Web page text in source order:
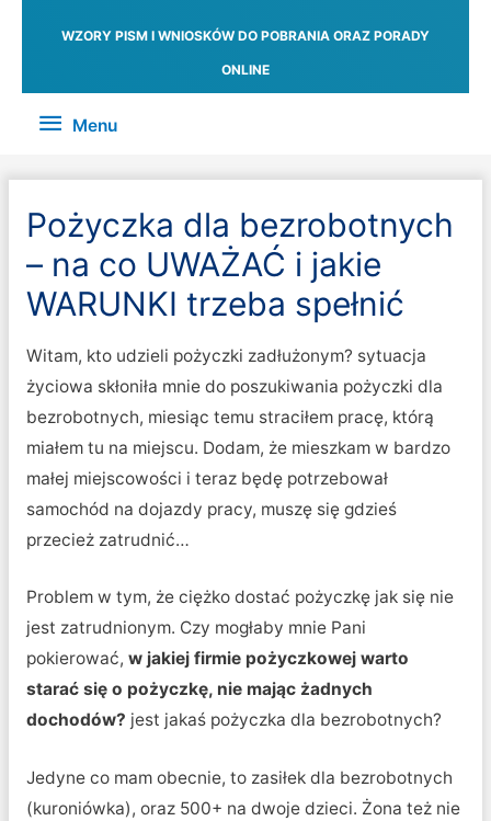
WZORY PISM I WNIOSKÓW DO POBRANIA ORAZ PORADY
ONLINE
Menu
Menu
Pożyczka dla bezrobotnych
– na co UWAŻAĆ i jakie
WARUNKI trzeba spełnić
Witam, kto udzieli pożyczki zadłużonym? sytuacja
życiowa skłoniła mnie do poszukiwania pożyczki dla
bezrobotnych, miesiąc temu straciłem pracę, którą
miałem tu na miejscu. Dodam, że mieszkam w bardzo
małej miejscowości i teraz będę potrzebował
samochód na dojazdy pracy, muszę się gdzieś
przecież zatrudnić…
Problem w tym, że ciężko dostać pożyczkę jak się nie
jest zatrudnionym. Czy mogłaby mnie Pani
pokierować, w jakiej firmie pożyczkowej warto
starać się o pożyczkę, nie mając żadnych
dochodów? jest jakaś pożyczka dla bezrobotnych?
Jedyne co mam obecnie, to zasiłek dla bezrobotnych
(kuroniówka), oraz 500+ na dwoje dzieci. Żona też nie